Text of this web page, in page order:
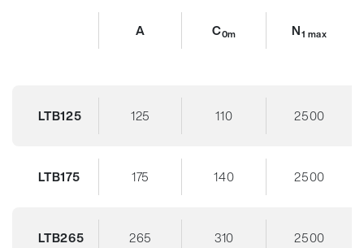
A C0m N1 max
LTB125 125 110 2500
LTB175 175 140 2500
LTB265 265 310 2500